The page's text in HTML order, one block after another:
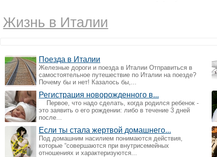
Жизнь в Италии
Поезда в Италии
Железные дороги и поезда в Италии Отправиться в
самостоятельное путешествие по Италии на поезде?
Почему бы и нет! Казалось бы,...
Регистрация новорожденного в...
Первое, что надо сделать, когда родился ребенок -
это заявить о его рождении: либо в течение 3 дней
после...
Если ты стала жертвой домашнего...
Под домашним насилием понимаются действия,
которые “совершаются при внутрисемейных
отношениях и характеризуются...